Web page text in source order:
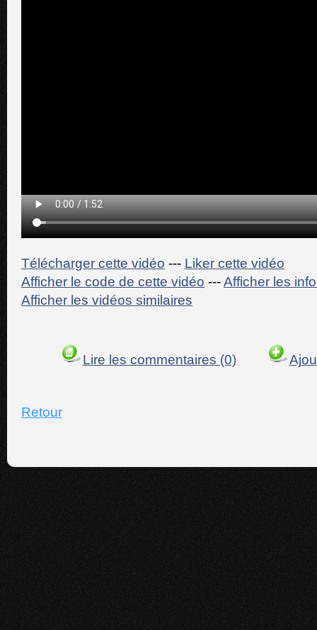
Télécharger cette vidéo --- Liker cette vidéo
Afficher le code de cette vidéo ---Afficher les
Afficher les vidéos similaires
Lire les commentaires (0)
Retour